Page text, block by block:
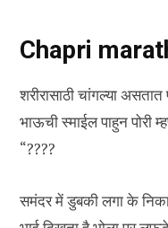
Chapri
शरीरासाठी चांगल्या असतात
भाऊची स्माईल पाहुन
“????
समंदर में डुबकी लगा के